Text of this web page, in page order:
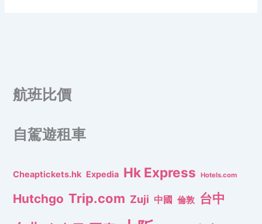
航班比價
自駕遊租車
Cheaptickets.hk Expedia Hk Express Hotels.com
Hutchgo Trip.com Zuji 中國 倫敦 台中